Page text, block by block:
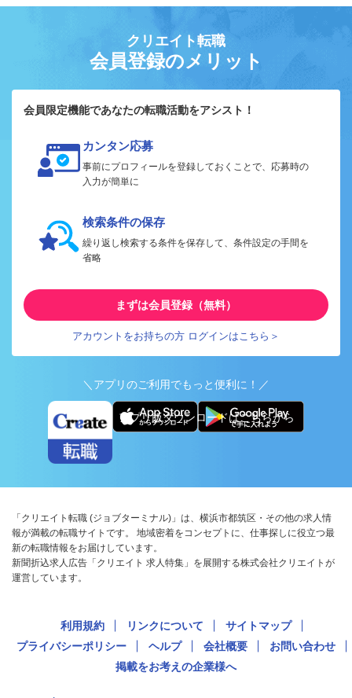
クリエイト転職
会員登録のメリット
会員限定機能であなたの転職活動をアシスト！
カンタン応募
事前にプロフィールを登録しておくことで、応募時の
入力が簡単に
検索条件の保存
繰り返し検索する条件を保存して、条件設定の手間を
省略
まずは会員登録（無料）
アカウントをお持ちの方 ログインはこちら＞
＼アプリのご利用でもっと便利に！／
アプリ版ダウンロードはこちらから
「クリエイト転職 (ジョブターミナル)」は、横浜市都筑区・その他の求人情
報が満載の転職サイトです。 地域密着をコンセプトに、仕事探しに役立つ最
新の転職情報をお届けしています。
新聞折込求人広告「クリエイト 求人特集」を展開する株式会社クリエイトが
運営しています。
利用規約 リンクについて
サイトマップ
プライバシーポリシー
ヘルプ 会社概要
お問い合わせ
掲載をお考えの企業様へ